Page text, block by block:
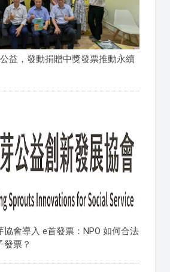
益，發動捐贈中獎發票推動永續
協會導入 e首發票：NPO 如何合法
發票？